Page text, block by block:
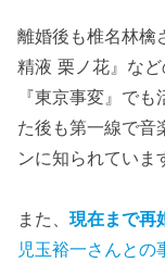
離婚後も椎名林檎
精液 栗ノ花』な
『東京事変』で
た後も第一線で音
ンに知られていま
また、 現在まで再
児玉裕一さんとの